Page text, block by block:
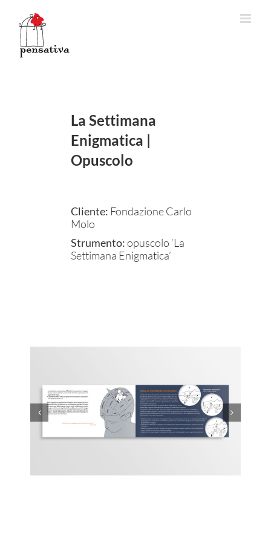
contenuto
La Settimana
Enigmatica |
Opuscolo
Cliente: Fondazione Carlo
Molo
Strumento:opuscolo ‘La
Settimana Enigmatica’